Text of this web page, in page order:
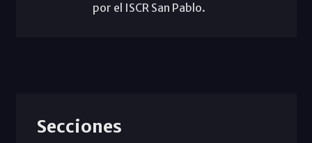
por el ISCR San Pablo.
Secciones